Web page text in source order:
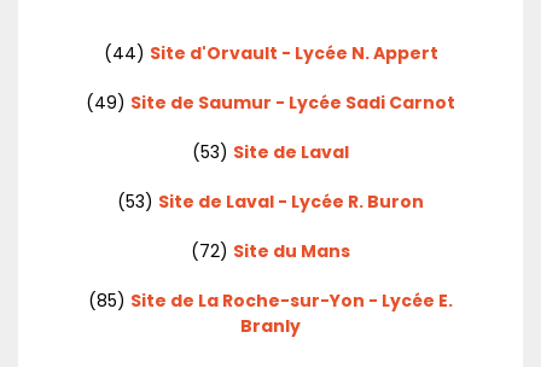
(44) Site d'Orvault - Lycée N. Appert
(49) Site de Saumur - Lycée Sadi Carnot
(53) Site de Laval
(53) Site de Laval - Lycée R. Buron
(72) Site du Mans
(85) Site de La Roche-sur-Yon - Lycée E.
Branly